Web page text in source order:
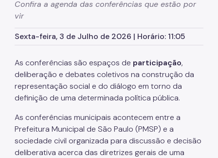
Autorização para Eventos
SP Mais Fácil
Cata-Bagulho
CADES/VM
Programa de Metas
Fale Conosco
Confira a agenda das conferências que estão por
vir
Sexta-feira, 3 de Julho de 2026 | Horário: 11:05
As conferências são espaços de participação,
deliberação e debates coletivos na construção da
representação social e do diálogo em torno da
definição de uma determinada política pública.
As conferências municipais acontecem entre a
Prefeitura Municipal de São Paulo (PMSP) e a
sociedade civil organizada para discussão e decisão
deliberativa acerca das diretrizes gerais de uma